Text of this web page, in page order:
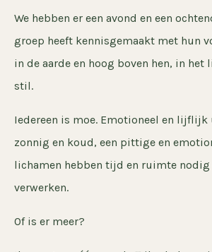
We hebben er een avond en een
groep heeft kennisgemaakt met hun
in de aarde en hoog boven hen, in het
stil.
Iedereen is moe. Emotioneel en lijflijk
zonnig en koud, een pittige en
lichamen hebben tijd en ruimte
verwerken.
Of is er meer?